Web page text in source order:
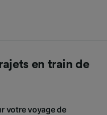
en train de
votre voyage de